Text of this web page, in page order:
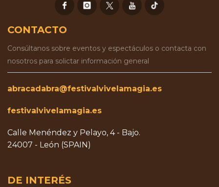
CONTACTO
Consúltanos sobre eventos y espectáculos o contacta con
nosotros para solictar información general
abracadabra@festivalvivelamagia.es
festivalvivelamagia.es
Calle Menéndez y Pelayo, 4 - Bajo.
24007 - León (SPAIN)
DE INTERÉS